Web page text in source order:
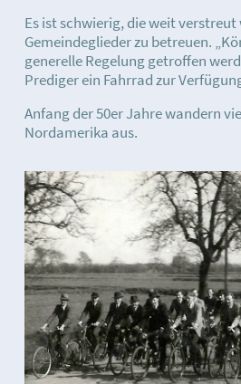
Es ist schwierig, die weit
Gemeindeglieder zu betreuen.
generelle Regelung getroffen
Prediger ein Fahrrad zur
Anfang der 50er Jahre wandern
Nordamerika aus.